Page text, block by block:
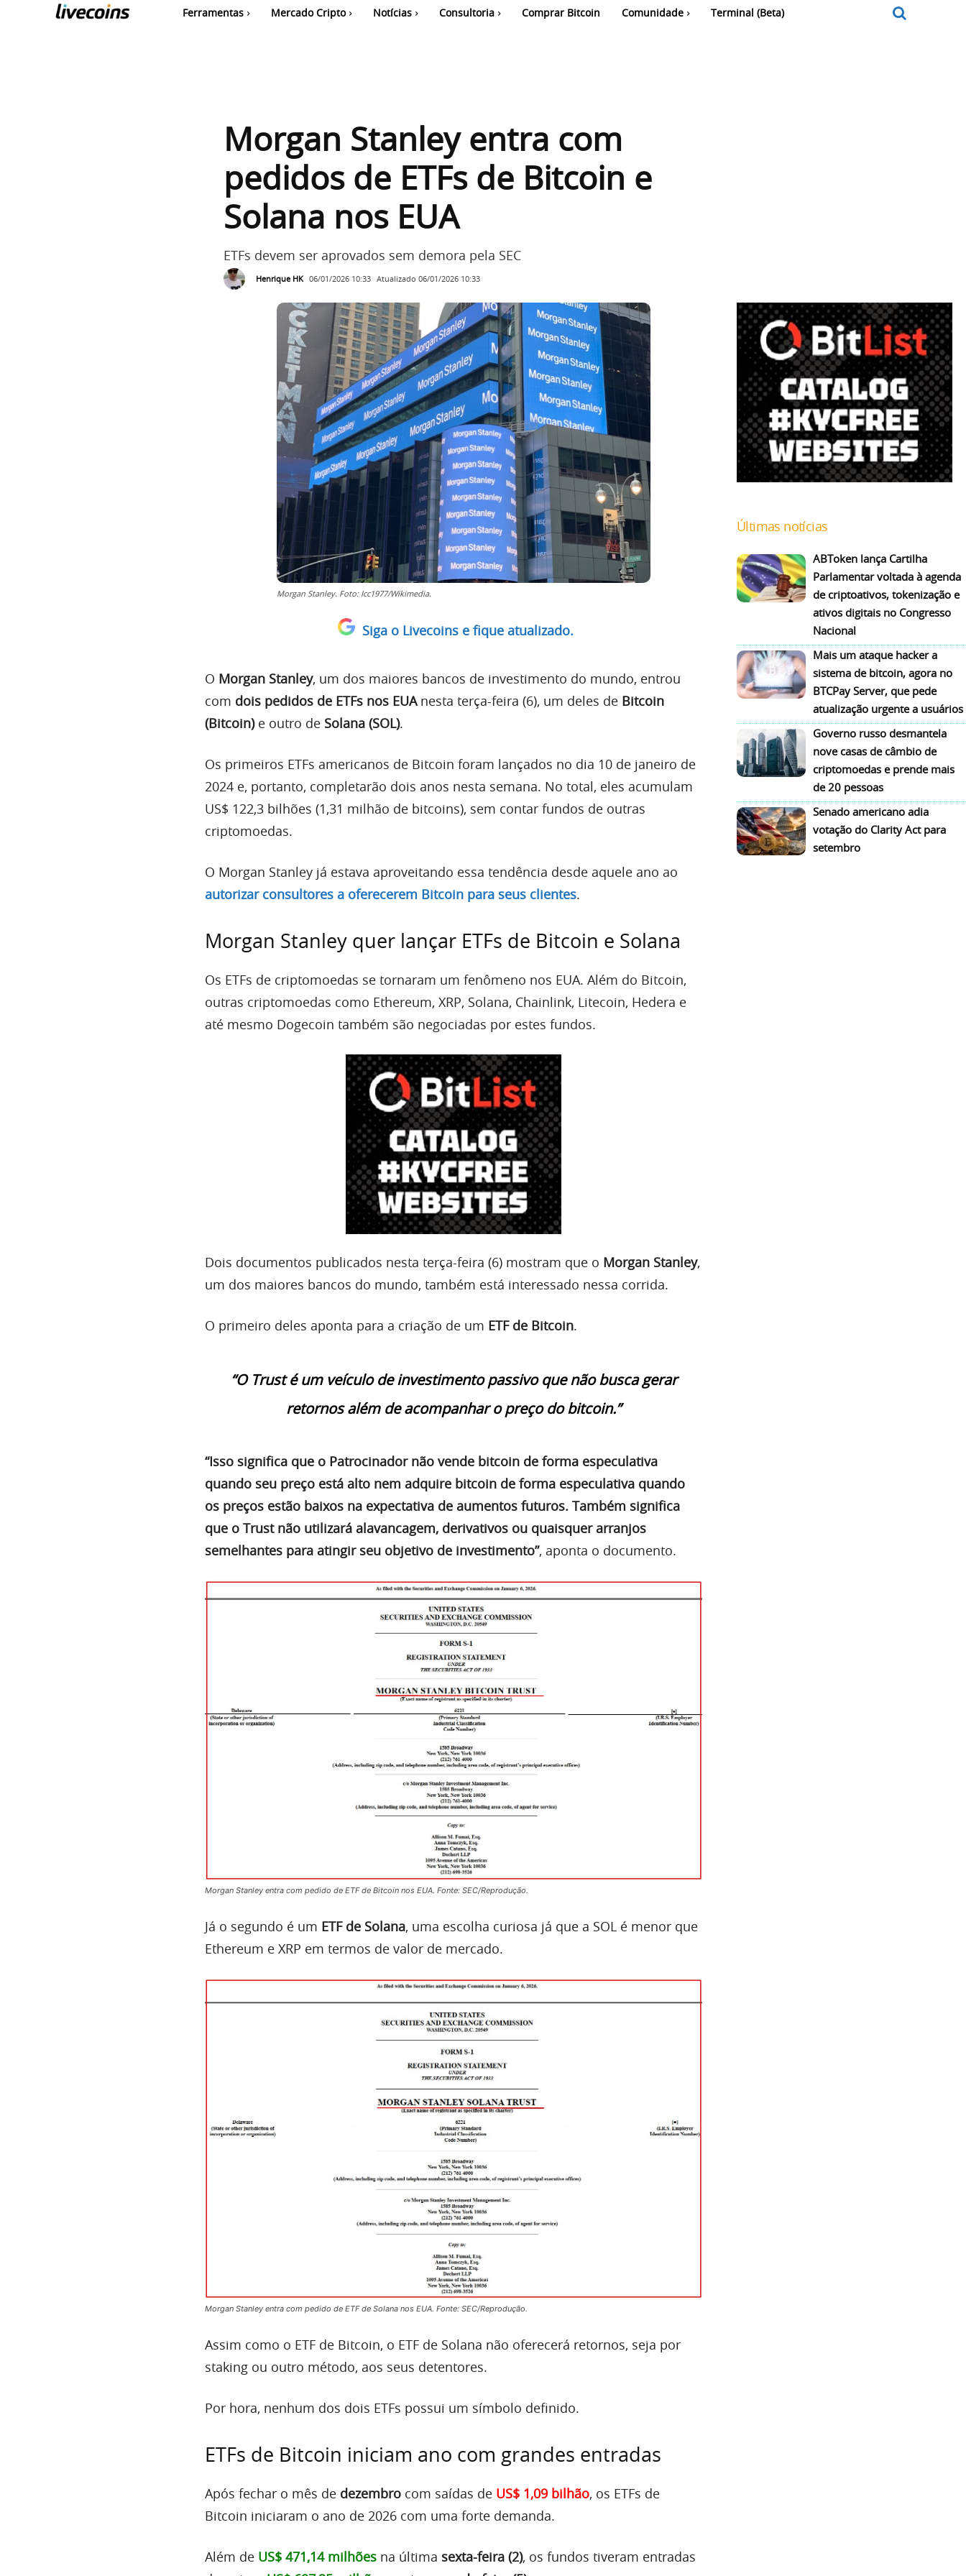
Ferramentas Mercado Cripto Notícias Consultoria Comprar Bitcoin Comunidade Terminal (Beta)
Morgan Stanley entra com
pedidos de ETFs de Bitcoin e
Solana nos EUA
ETFs devem ser aprovados sem demora pela SEC
Henrique HK 06/01/2026 10:33 Atualizado 06/01/2026 10:33
Morgan Stanley. Foto: Icc1977/Wikimedia.
Siga o Livecoins e fique atualizado.
O Morgan Stanley, um dos maiores bancos de investimento do mundo, entrou
com dois pedidos de ETFs nos EUAnesta terça-feira (6), um deles de Bitcoin
(Bitcoin)e outro de Solana (SOL).
Os primeiros ETFs americanos de Bitcoin foram lançados no dia 10 de janeiro de
2024 e, portanto, completarão dois anos nesta semana. No total, eles acumulam
US$ 122,3 bilhões (1,31 milhão de bitcoins), sem contar fundos de outras
criptomoedas.
O Morgan Stanley já estava aproveitando essa tendência desde aquele ano ao
autorizar consultores a oferecerem Bitcoin para seus clientes.
Morgan Stanley quer lançar ETFs de Bitcoin e Solana
Os ETFs de criptomoedas se tornaram um fenômeno nos EUA. Além do Bitcoin,
outras criptomoedas como Ethereum, XRP, Solana, Chainlink, Litecoin, Hedera e
até mesmo Dogecoin também são negociadas por estes fundos.
Dois documentos publicados nesta terça-feira (6) mostram que o Morgan Stanley,
um dos maiores bancos do mundo, também está interessado nessa corrida.
O primeiro deles aponta para a criação de um ETF de Bitcoin.
“O Trust é um veículo de investimento passivo que não busca gerar
retornos além de acompanhar o preço do bitcoin.”
“Isso significa que o Patrocinador não vende bitcoin de forma especulativa
quando seu preço está alto nem adquire bitcoin de forma especulativa quando
os preços estão baixos na expectativa de aumentos futuros. Também significa
que o Trust não utilizará alavancagem, derivativos ou quaisquer arranjos
semelhantes para atingir seu objetivo de investimento”, aponta o documento.
Morgan Stanley entra com pedido de ETF de Bitcoin nos EUA. Fonte: SEC/Reprodução.
Já o segundo é um ETF de Solana, uma escolha curiosa já que a SOL é menor que
Ethereum e XRP em termos de valor de mercado.
Morgan Stanley entra com pedido de ETF de Solana nos EUA. Fonte: SEC/Reprodução.
Assim como o ETF de Bitcoin, o ETF de Solana não oferecerá retornos, seja por
staking ou outro método, aos seus detentores.
Por hora, nenhum dos dois ETFs possui um símbolo definido.
ETFs de Bitcoin iniciam ano com grandes entradas
Após fechar o mês de dezembro com saídas de US$ 1,09 bilhão, os ETFs de
Bitcoin iniciaram o ano de 2026 com uma forte demanda.
Além de US$ 471,14 milhões na última sexta-feira (2), os fundos tiveram entradas
Últimas notícias
ABToken lança Cartilha
Parlamentar voltada à agenda
de criptoativos, tokenização e
ativos digitais no Congresso
Nacional
Mais um ataque hacker a
sistema de bitcoin, agora no
BTCPay Server, que pede
atualização urgente a usuários
Governo russo desmantela
nove casas de câmbio de
criptomoedas e prende mais
de 20 pessoas
Senado americano adia
votação do Clarity Act para
setembro